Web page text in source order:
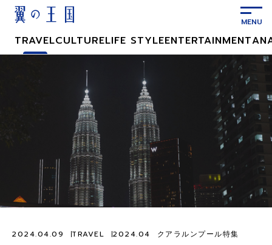
ス
TRAVELCULTURELIFE STYLEENTERTAINMENT
2024.04.09 TRAVEL 2024.04 クアラルンプール特集